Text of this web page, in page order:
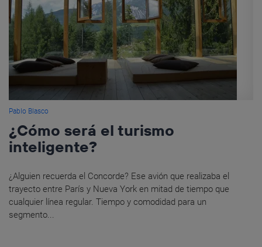
Pablo Blasco
¿Cómo será el turismo
inteligente?
¿Alguien recuerda el Concorde? Ese avión que realizaba el
trayecto entre París y Nueva York en mitad de tiempo que
cualquier línea regular. Tiempo y comodidad para un
segmento...